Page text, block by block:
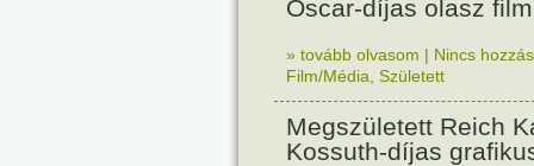
Oscar-díjas olasz
» tovább olvasom | Nincs
Film/Média Született
Megszületett Reich
Kossuth-díjas